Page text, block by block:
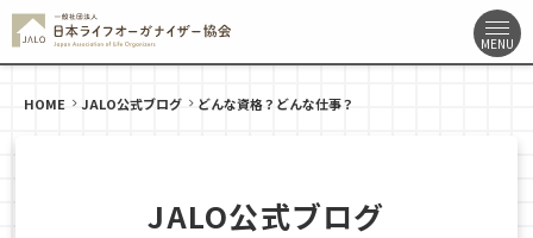
HOME JALO公式ブログ どんな資格？どんな仕事？
JALO公式ブログ